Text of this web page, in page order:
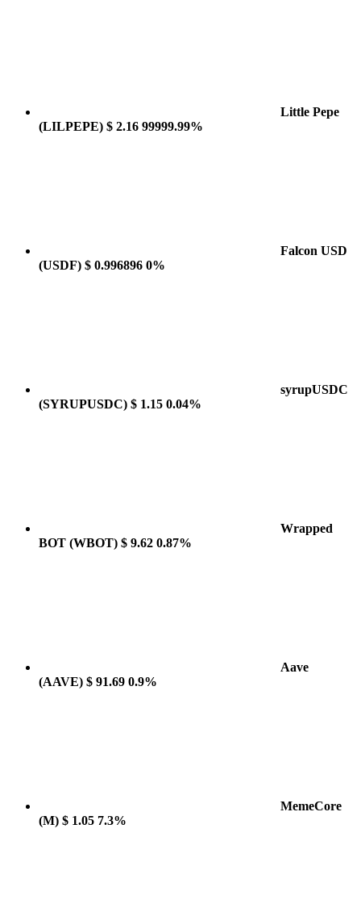
Little Pepe
(LILPEPE) $ 2.16 99999.99%
Falcon USD
(USDF) $ 0.996896 0%
syrupUSDC
(SYRUPUSDC) $ 1.15 0.04%
Wrapped
BOT (WBOT) $ 9.62 0.87%
Aave
(AAVE) $ 91.69 0.9%
MemeCore
(M) $ 1.05 7.3%